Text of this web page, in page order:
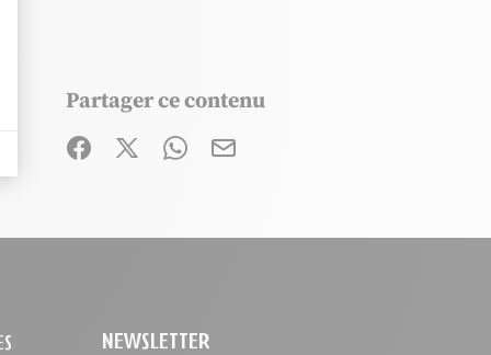
Partager ce contenu
Partager sur Facebook (nouvelle fenêtre)
Partager sur X / Twitter (nouvelle
Partager sur WhatsApp
Partager par mail
NEWSLETTER